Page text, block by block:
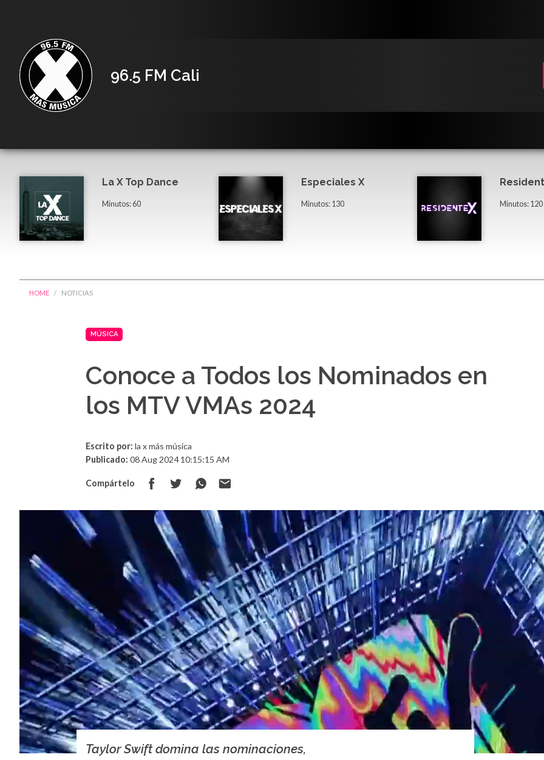
96.5 FM Cali
La X Top Dance
Minutos: 60
Especiales X
Minutos: 130 Minutos: 120
HOME NOTICIAS
MÚSICA
Conoce a Todos los Nominados en
los MTV VMAs 2024
Escrito por: la x más música
Publicado: 08 Aug 2024 10:15:15 AM
Compártelo
Taylor Swift domina las nominaciones,